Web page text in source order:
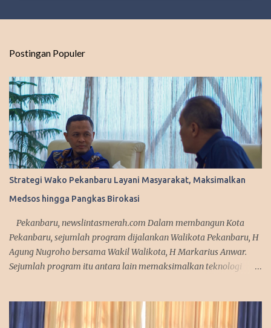
r
Postingan Populer
Strategi Wako Pekanbaru Layani Masyarakat, Maksimalkan
Medsos hingga Pangkas Birokasi
Pekanbaru, newslintasmerah.com Dalam membangun Kota
Pekanbaru, sejumlah program dijalankan Walikota Pekanbaru, H
Agung Nugroho bersama Wakil Walikota, H Markarius Anwar.
Sejumlah program itu antara lain memaksimalkan teknologi
kampanye. "Kita sedang mempersiapkan aplikasi yang bisa
diakses masyarakat. Jadi segala urusan cukup diakses